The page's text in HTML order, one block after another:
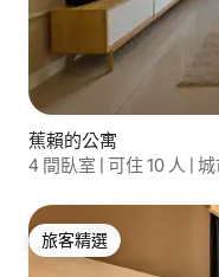
蕉賴的公寓
4 間臥室 | 可住 10 人 |
旅客精選
旅客精選